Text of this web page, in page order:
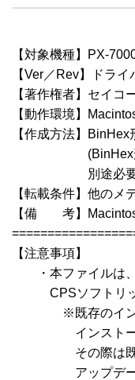
【対象機種】PX-
【Ver／Rev】ドラ
【著作権者】セイコ
【動作環境】
【作成方法】
(BinHex形式フ
別途必要で
【転載条件】他のメ
【備　　考】
【注意事項】
・本ファイルは、
CPSソフトリッパ
※既存のインスト
インストールさ
その際は既存フ
アップデート